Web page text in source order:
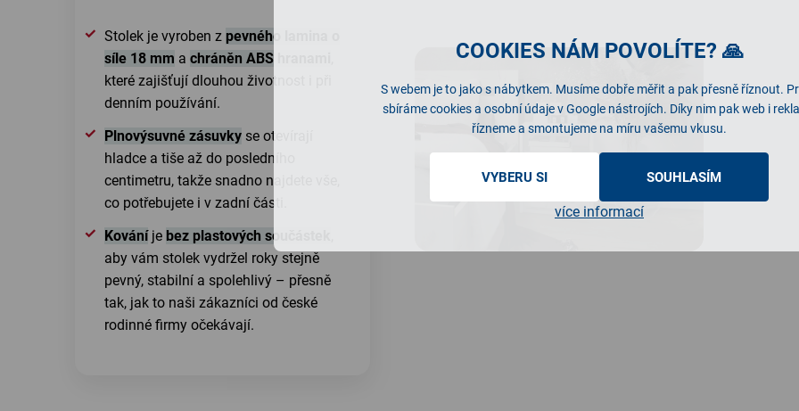
COOKIES NÁM POVOLÍTE? 🙏
S webem je to jako s nábytkem. Musíme dobře měřit a pak přesně říznout.
sbíráme cookies a osobní údaje v Google nástrojích. Díky nim pak web i
řízneme a smontujeme na míru vašemu vkusu.
VYBERU SI SOUHLASÍM
více informací
Stolek je vyroben z pevného lamina o
síle 18 mm a chráněn ABS hranami
které zajišťují dlouhou životnost i při
denním používání.
Plnovýsuvné zásuvky se otevírají
hladce a tiše až do posledního
centimetru, takže snadno najdete vše,
co potřebujete i v zadní části.
Kováníje bez plastových součástek
aby vám stolek vydržel roky stejně
pevný, stabilní a spolehlivý – přesně
tak, jak to naši zákazníci od české
rodinné firmy očekávají.